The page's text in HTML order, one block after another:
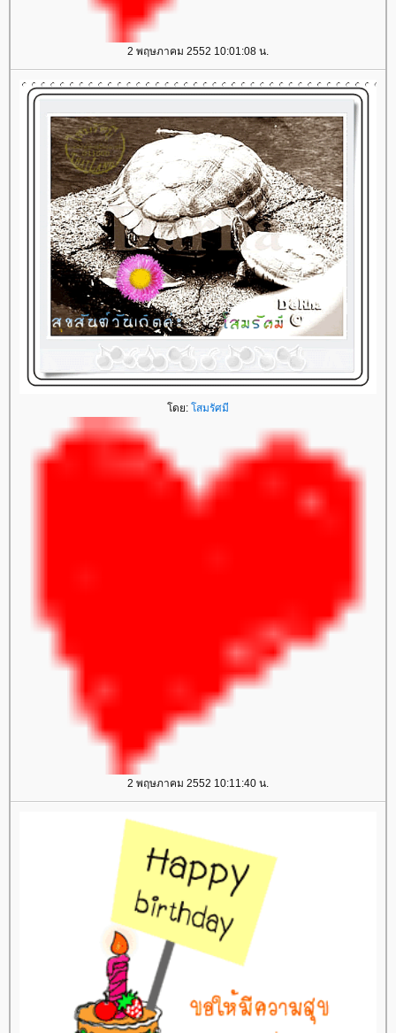
2 พฤษภาคม 2552 10:01:08 น.
ดย: สมรัศมี
2 พฤษภาคม 2552 10:11:40 น.